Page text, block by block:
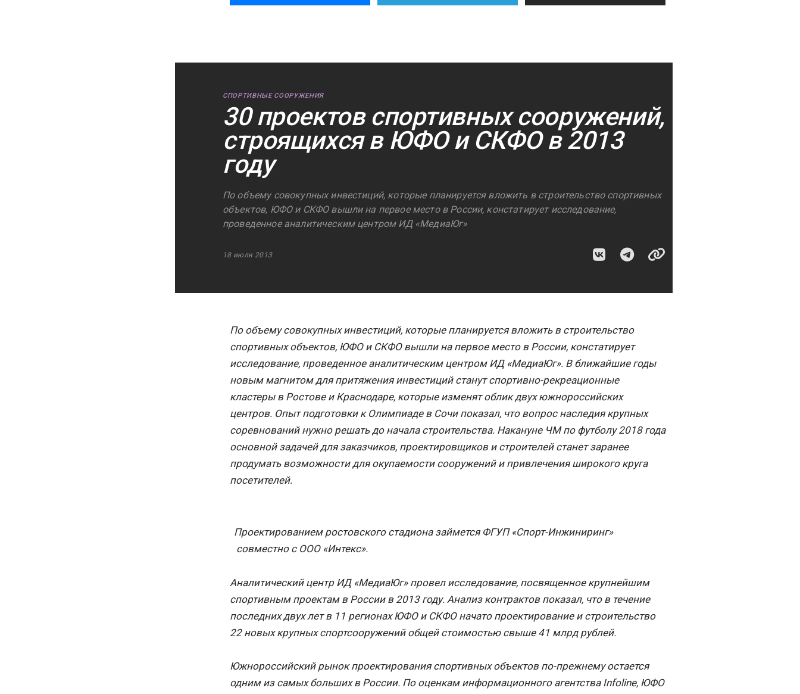
СПОРТИВНЫЕ СООРУЖЕНИЯ
30 проектов спортивных сооружений,
строящихся в ЮФО и СКФО в 2013
году
По объему совокупных инвестиций, которые планируется вложить в строительство спортивных
объектов, ЮФО и СКФО вышли на первое место в России, констатирует исследование,
проведенное аналитическим центром ИД «МедиаЮг»
18 июля 2013
По объему совокупных инвестиций, которые планируется вложить в строительство
спортивных объектов, ЮФО и СКФО вышли на первое место в России, констатирует
исследование, проведенное аналитическим центром ИД «МедиаЮг». В ближайшие годы
новым магнитом для притяжения инвестиций станут спортивно-рекреационные
кластеры в Ростове и Краснодаре, которые изменят облик двух южнороссийских
центров. Опыт подготовки к Олимпиаде в Сочи показал, что вопрос наследия крупных
соревнований нужно решать до начала строительства. Накануне ЧМ по футболу 2018 года
основной задачей для заказчиков, проектировщиков и строителей станет заранее
продумать возможности для окупаемости сооружений и привлечения широкого круга
посетителей.
Проектированием ростовского стадиона займется ФГУП «Спорт-Инжиниринг»
совместно с ООО «Интекс».
Аналитический центр ИД «МедиаЮг» провел исследование, посвященное крупнейшим
спортивным проектам в России в 2013 году. Анализ контрактов показал, что в течение
последних двух лет в 11 регионах ЮФО и СКФО начато проектирование и строительство
22 новых крупных спортсооружений общей стоимостью свыше 41 млрд рублей.
Южнороссийский рынок проектирования спортивных объектов по-прежнему остается
одним из самых больших в России. По оценкам информационного агентства Infoline, ЮФО